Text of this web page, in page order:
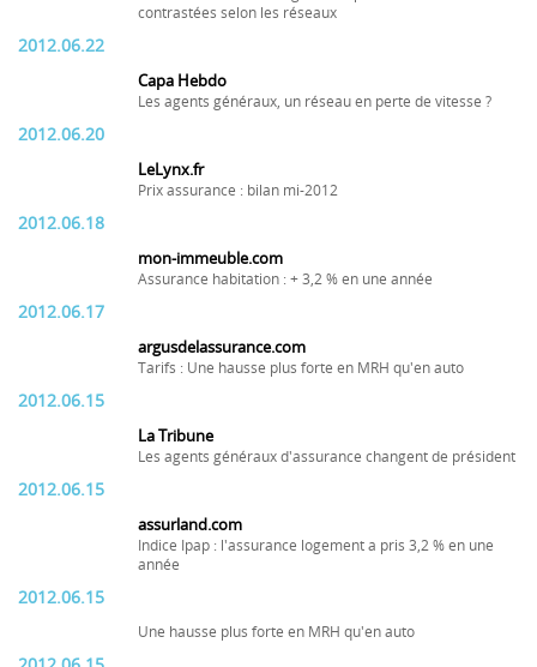
contrastées selon les réseaux
2012.06.22
Capa Hebdo
Les agents généraux, un réseau en perte de vitesse ?
2012.06.20
LeLynx.fr
Prix assurance : bilan mi-2012
2012.06.18
mon-immeuble.com
Assurance habitation : + 3,2 % en une année
2012.06.17
argusdelassurance.com
Tarifs : Une hausse plus forte en MRH qu'en auto
2012.06.15
La Tribune
Les agents généraux d'assurance changent de président
2012.06.15
assurland.com
Indice Ipap : l'assurance logement a pris 3,2 % en une
année
2012.06.15
Une hausse plus forte en MRH qu'en auto